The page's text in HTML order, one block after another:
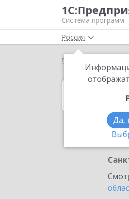
Система программ
Россия
Да,
Главная
в